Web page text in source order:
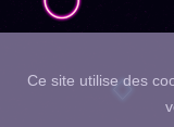
Ce site utilise des